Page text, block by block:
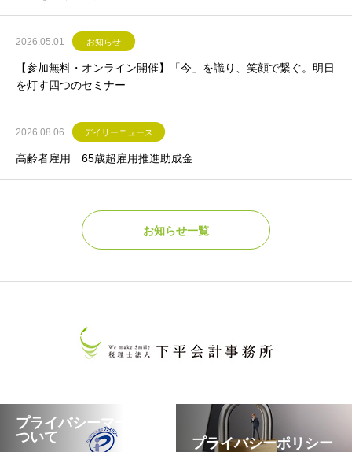
2026.05.01 お知らせ
【参加無料・オンライン開催】「今」を識り、笑顔で繋ぐ。明日
を灯す四つのセミナー
2026.08.06 デイリーニュース
高齢者雇用 65歳超雇用推進助成金
お知らせ一覧
プライバシーマークに
ついて
プライバシーポリシー